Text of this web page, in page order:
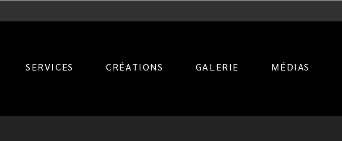
SERVICES CRÉATIONS GALERIE MÉDIAS